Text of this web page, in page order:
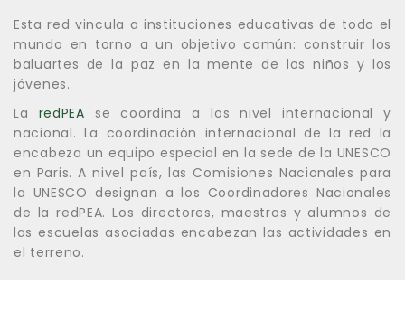
Esta red vincula a instituciones educativas de todo el
mundo en torno a un objetivo común: construir los
baluartes de la paz en la mente de los niños y los
jóvenes.
La redPEA se coordina a los nivel internacional y
nacional. La coordinación internacional de la red la
encabeza un equipo especial en la sede de la UNESCO
en Paris. A nivel país, las Comisiones Nacionales para
la UNESCO designan a los Coordinadores Nacionales
de la redPEA. Los directores, maestros y alumnos de
las escuelas asociadas encabezan las actividades en
el terreno.